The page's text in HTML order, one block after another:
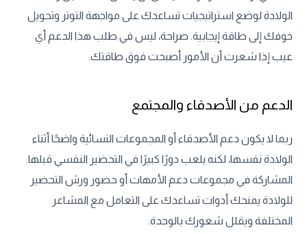
الولادة لوضع استراتيجيات تساعدك على مواجهة التوتر وتحويل
خوفك إلى طاقة إيجابية. صراحة، ليس في طلب هذا الدعم أي
عيب إذا شعرت أن الأمور أصبحت فوق طاقتك.
الدعم من الأصدقاء والمجتمع
ربما لا يكون دعم الأصدقاء أو المجموعات النسائية واضحًا أثناء
الولادة نفسها، لكنه يلعب دورًا كبيرًا في التحضير النفسي قبلها.
المشاركة في مجموعات دعم الأمهات أو حضور ورش التحضير
للولادة يمنحك أدوات تساعدك على التعامل مع المشاعر
المختلفة ويقلل شعورك بالوحدة.